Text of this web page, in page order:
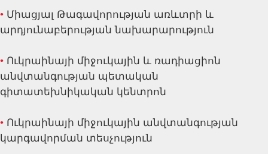
• Միացյալ Թագավորության առևտրի և
արդյունաբերության նախարարություն
• Ուկրաինայի միջուկային և ռադիացիոն
անվտանգության պետական
գիտատեխնիկական կենտրոն
• Ուկրաինայի միջուկային անվտանգության
կարգավորման տեսչություն